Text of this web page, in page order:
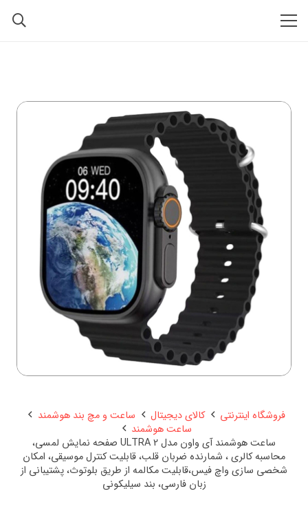
فروشگاه اینترنتی کالای دیجیتال
ساعت و مچ بند هوشمند
ساعت هوشمند
ساعت هوشمند آی واون مدل ULTRA 2 صفحه نمایش لمسی،
محاسبه کالری ، شمارنده ضربان قلب، قابلیت کنترل موسیقی، امکان
شخصی سازی واچ فیس،قابلیت مکالمه از طریق بلوتوث، پشتیبانی از
زبان فارسی، بند سیلیکونی